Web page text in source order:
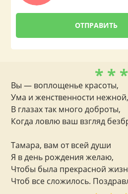
* * *
Вы — воплощенье красоты,
Ума и женственности нежной,
В глазах так много доброты,
Когда ловлю ваш взгляд
Тамара, вам от всей души
Я в день рождения желаю,
Чтобы была прекрасной
Чтоб все сложилось.